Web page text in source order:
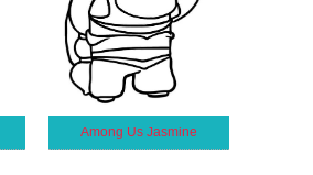
Among Us Jasmine